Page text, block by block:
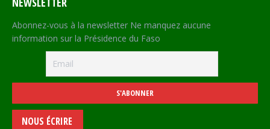
Abonnez-vous à la newsletter Ne manquez aucune
information sur la Présidence du Faso
NOUS ÉCRIRE